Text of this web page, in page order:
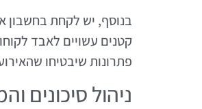
בנוסף, יש לקחת בחשבון
קטנים עשויים לאבד
פתרונות שיבטיחו
ניהול סיכונים